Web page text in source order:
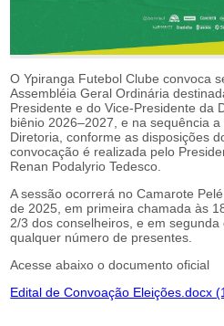
O Ypiranga Futebol Clube convoca
Assembléia Geral Ordinária
Presidente e do Vice-Presidente da
biênio 2026–2027, e na sequência
Diretoria, conforme as disposições
convocação é realizada pelo
Renan Podalyrio Tedesco.
A sessão ocorrerá no Camarote
de 2025, em primeira chamada às
2/3 dos conselheiros, e em
qualquer número de presentes.
Acesse abaixo o documento oficial
Edital de Convoação Eleições.docx